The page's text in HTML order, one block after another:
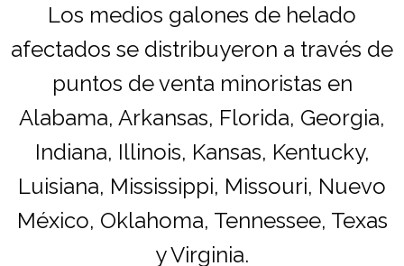
Los medios galones de helado
afectados se distribuyeron a través de
puntos de venta minoristas en
Alabama, Arkansas, Florida, Georgia,
Indiana, Illinois, Kansas, Kentucky,
Luisiana, Mississippi, Missouri, Nuevo
México, Oklahoma, Tennessee, Texas
y Virginia.